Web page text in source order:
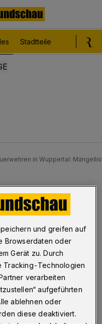
Stadtteile
in Wuppertal:
wieder
künftig wieder
der Gerätehäuser
Wuppertal. Der
und Sauberkeit hat
SPD zugestimmt.
und greifen auf
Browserdaten oder
Gerät zu. Durch
Tracking-Technologien
verarbeiten
aufgeführten
ablehnen oder
diese deaktiviert.